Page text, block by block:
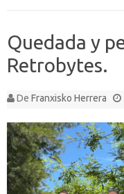
Quedada y
Retrobytes.
De Franxisko Herrera